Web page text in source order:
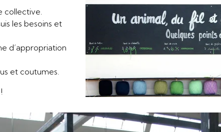
collective.
les besoins et
d’appropriation
et coutumes.